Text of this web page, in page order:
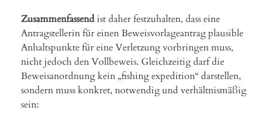
Zusammenfassendist daher festzuhalten, dass eine
Antragstellerin für einen Beweisvorlageantrag plausible
Anhaltspunkte für eine Verletzung vorbringen muss,
nicht jedoch den Vollbeweis. Gleichzeitig darf die
Beweisanordnung kein „fishing expedition“ darstellen,
sondern muss konkret, notwendig und verhältnismäßig
sein: